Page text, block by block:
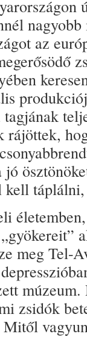
az
rájöttek,
jó
kell
meg Tel-
zsidók